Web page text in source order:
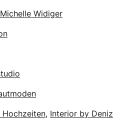
Michelle Widiger
Hochzeiten, Interior by Deniz